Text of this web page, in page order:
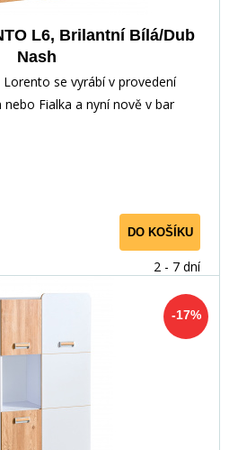
L6, Brilantní Bílá/Dub
Nash
se vyrábí v provedení
nebo Fialka a nyní nově v bar
DO KOŠÍKU
2 - 7 dní
-17%